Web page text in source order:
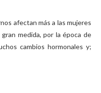
afectan más a las mujeres
medida, por la época de
cambios hormonales y;